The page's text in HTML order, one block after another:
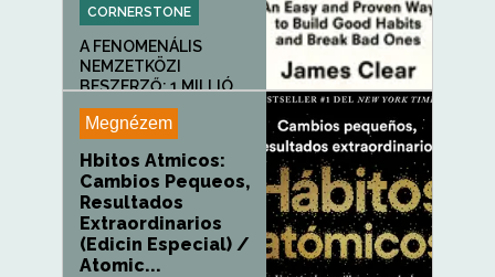
CORNERSTONE
A FENOMENÁLIS
NEMZETKÖZI
BESZERZŐ: 1 MILLIÓ...
Megnézem
Hbitos Atmicos:
Cambios Pequeos,
Resultados
Extraordinarios
(Edicin Especial) /
Atomic...